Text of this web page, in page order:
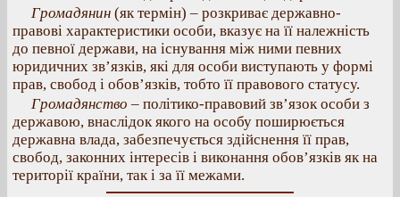
Громадянин (як термін) – розкриває державно-
правові характеристики особи, вказує на її належність
до певної держави, на існування між ними певних
юридичних зв’язків, які для особи виступають у формі
прав, свобод і обов’язків, тобто її правового статусу.
Громадянство – політико-правовий зв’язок особи з
державою, внаслідок якого на особу поширюється
державна влада, забезпечується здійснення її прав,
свобод, законних інтересів і виконання обов’язків як на
території країни, так і за її межами.